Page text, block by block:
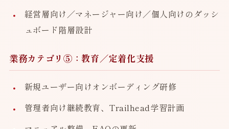
経営層向け／マネージャー向け／個人向けのダッシ
ュボード階層設計
業務カテゴリ⑤：教育／定着化支援
新規ユーザー向けオンボーディング研修
管理者向け継続教育、Trailhead学習計画